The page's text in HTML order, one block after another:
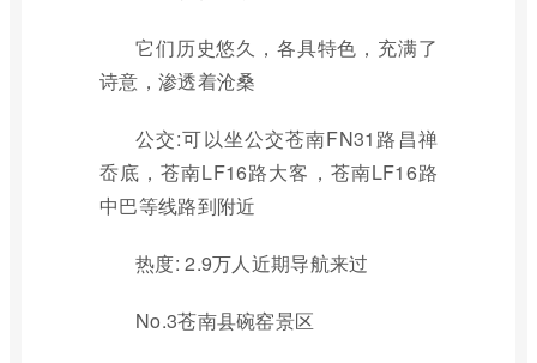
它们历史悠久，各具特色，充满了
诗意，渗透着沧桑
公交:可以坐公交苍南FN31路昌禅
岙底，苍南LF16路大客，苍南LF16路
中巴等线路到附近
热度: 2.9万人近期导航来过
No.3苍南县碗窑景区